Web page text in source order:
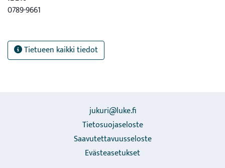
0789-9661
Tietueen kaikki tiedot
jukuri@luke.fi
Tietosuojaseloste
Saavutettavuusseloste
Evästeasetukset